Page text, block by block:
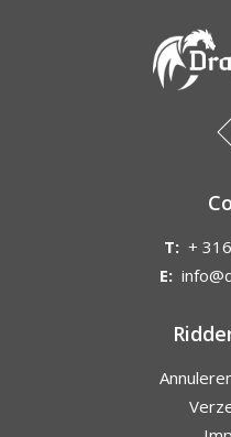
T: +
E: